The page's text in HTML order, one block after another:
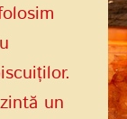
un